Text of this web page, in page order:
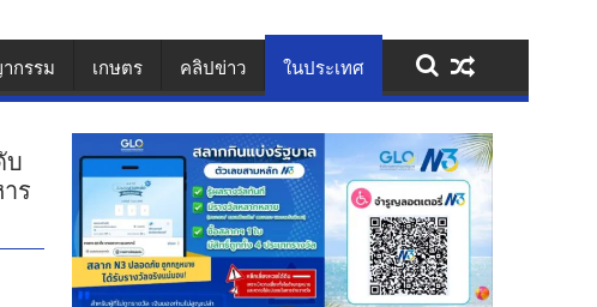
กรรม เกษตร คลิปข่าว ในประเทศ
บ
ร